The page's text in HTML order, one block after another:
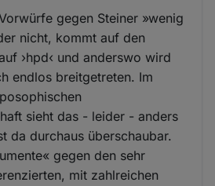
gegen Steiner »wenig
nicht, kommt auf den
›hpd‹ und anderswo wird
endlos breitgetreten. Im
sieht das - leider - anders
da durchaus überschaubar.
gegen den sehr
mit zahlreichen